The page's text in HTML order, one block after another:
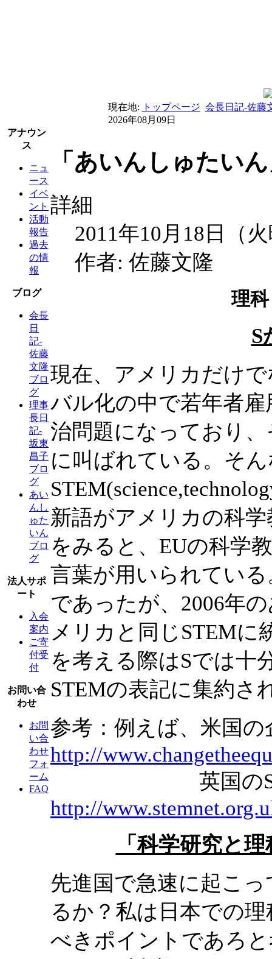
現在地: トップページ 会長日記-佐藤
2026年08月09日
アナウン
ス
ニュ
ース
イベ
ント
活動
報告
過去
の情
報
ブログ
会長
日
記-
佐藤
文隆
ブロ
グ
理事
長日
記-
坂東
昌子
ブロ
グ
あい
んし
ゅた
いん
ブロ
グ
法人サポ
ート
入会
案内
ご寄
付受
付
お問い合
わせ
お問
い合
わせ
フォ
ーム
FAQ
「あいんしゅたい
詳細
2011年10月18日（
作者: 佐藤文隆
理
S
現在、アメリカだけ
バル化の中で若年者
治問題になっており
に叫ばれている。そ
新語がアメリカの科
をみると、EUの科学
言葉が用いられてい
であったが、2006年
メリカと同じSTEMに
を考える際はSでは十
STEMの表記に集約さ
参考：例えば、米国
http://
英国の
http://
「科学研究と
先進国で急速に起こ
るか？私は日本での
べきポイントであろ